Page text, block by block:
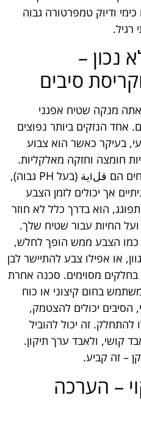
ודיוק טמפרטורה גבוה
נכון –
סיבים
מנקה שטיח אפגני
אחד הנזקים ביותר נפוצים
בעיקר כאשר הוא צבוע
חומצה וחזקה מאלקליות.
חומרי כימיים רבים לניקוי שטיחים הם قلוية (בעל PH גבוה),
אך יכולים לזמן הצבע
הוא בדרך כלל לא חוזר
החיות עבור שטיח שלך.
כמו הצבע ממש הופך לחלש,
או אפילו צבע להתיישר לבן
בחלקים מסוימים. סכנה אחרת
בחום קיצוני או כוח
הסיבים יכולים להצטמק,
זה יכול להוביל
קושי, ולאבד ערך תיקון.
– זה קביע.
– הערכה